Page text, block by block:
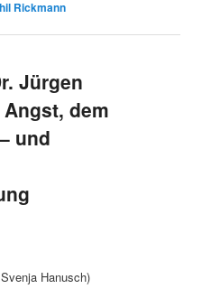
Rickmann
Jürgen
dem
und
Hanusch)